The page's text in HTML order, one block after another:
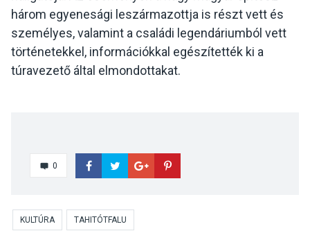
három egyenesági leszármazottja is részt vett és
személyes, valamint a családi legendáriumból vett
történetekkel, információkkal egészítették ki a
túravezető által elmondottakat.
0
KULTÚRA TAHITÓTFALU